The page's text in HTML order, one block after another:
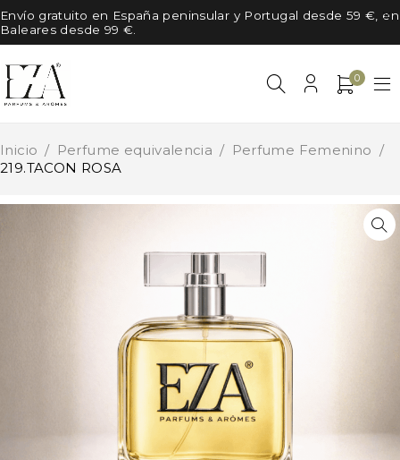
Envío gratuito en España peninsular y Portugal desde 59 €, en
Baleares desde 99 €.
0
Inicio / Perfume equivalencia / Perfume Femenino /
219.TACON ROSA